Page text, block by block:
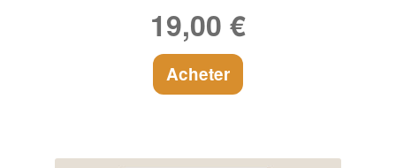
19,00 €
Acheter